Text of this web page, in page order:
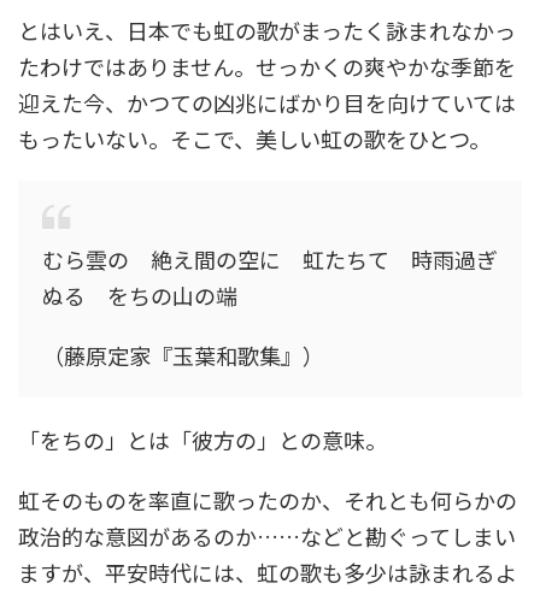
とはいえ、日本でも虹の歌がまったく詠まれなかっ
たわけではありません。せっかくの爽やかな季節を
迎えた今、かつての凶兆にばかり目を向けていては
もったいない。そこで、美しい虹の歌をひとつ。
むら雲の 絶え間の空に 虹たちて 時雨過ぎ
ぬる をちの山の端
（藤原定家『玉葉和歌集』）
「をちの」とは「彼方の」との意味。
虹そのものを率直に歌ったのか、それとも何らかの
政治的な意図があるのか……などと勘ぐってしまい
ますが、平安時代には、虹の歌も多少は詠まれるよ